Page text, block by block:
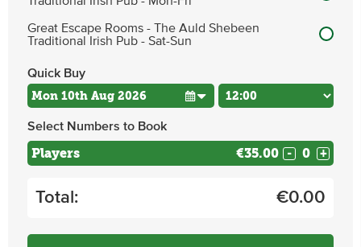
Great Escape Rooms - The Auld Shebeen
Traditional Irish Pub - Sat-Sun
Quick Buy
Select Numbers to Book
Players €35.00 - +
Total: €0.00